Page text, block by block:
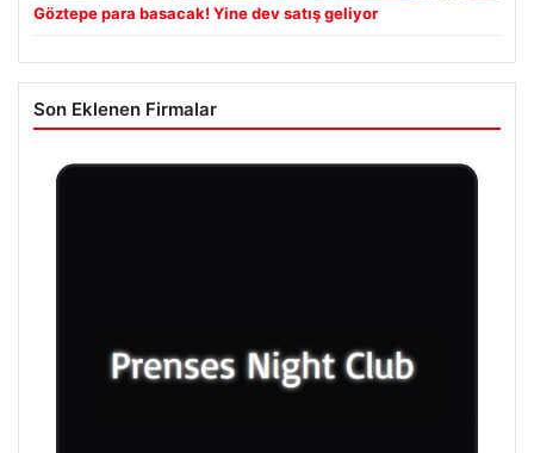
Göztepe para basacak! Yine dev satış geliyor
Son Eklenen Firmalar